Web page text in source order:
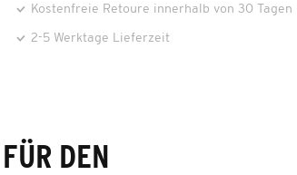
Kostenfreie Retoure innerhalb von 30 Tagen
2-5 Werktage Lieferzeit
DEN